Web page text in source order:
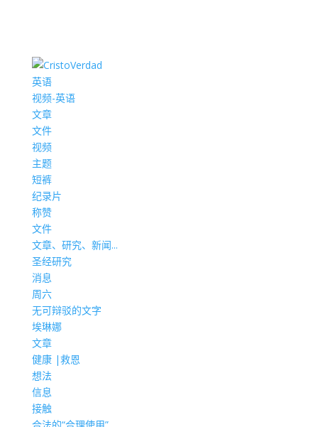
英语
视频-英语
文章
文件
视频
主题
短裤
纪录片
称赞
文件
文章、研究、新闻...
圣经研究
消息
周六
无可辩驳的文字
埃琳娜
文章
健康 |救恩
想法
信息
接触